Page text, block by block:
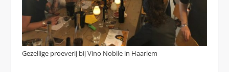
Gezellige proeverij bij Vino Nobile in Haarlem